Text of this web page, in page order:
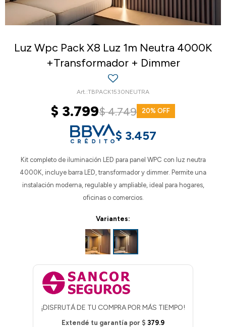
Luz Wpc Pack X8 Luz 1m Neutra 4000K
+Transformador + Dimmer
TBPACK1530NEUTRA
$ 3.799$4.749 20
$ 3.457
Kit completo de iluminación LED para panel WPC con luz neutra
4000K, incluye barra LED, transformador y dimmer. Permite una
instalación moderna, regulable y ampliable, ideal para hogares,
oficinas o comercios.
Variantes:
¡DISFRUTÁ DE TU COMPRA POR MÁS TIEMPO!
Extendé tu garantía por $ 379.9